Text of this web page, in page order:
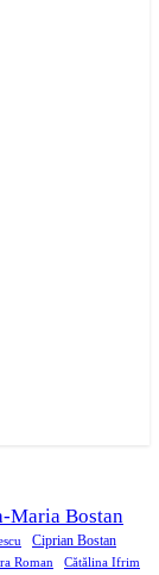
Maria Bostan
Ciprian Bostan
Roman
Cătălina Ifrim